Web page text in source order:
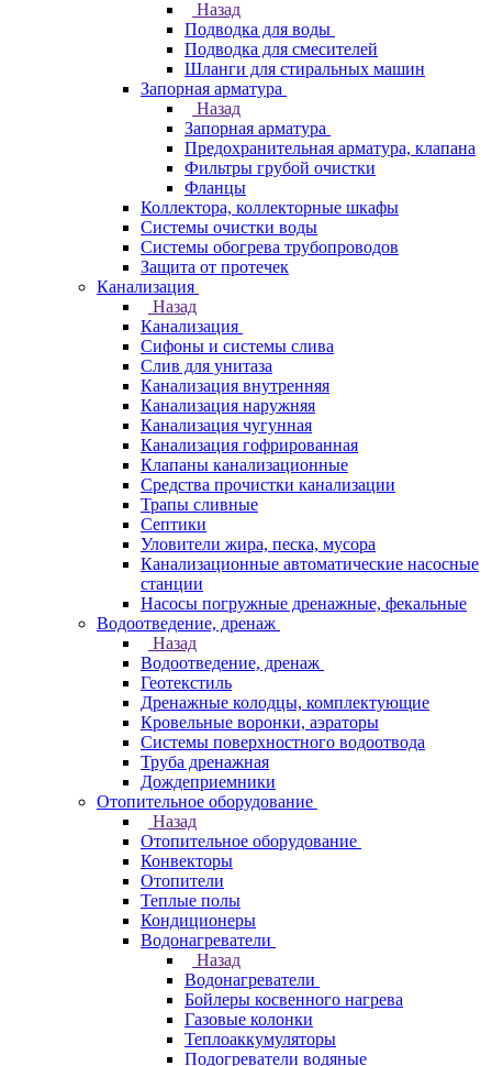
Назад
Подводка для воды
Подводка для смесителей
Шланги для стиральных машин
Запорная арматура
Назад
Запорная арматура
Предохранительная арматура, клапана
Фильтры грубой очистки
Фланцы
Коллектора, коллекторные шкафы
Системы очистки воды
Системы обогрева трубопроводов
Защита от протечек
Канализация
Назад
Канализация
Сифоны и системы слива
Слив для унитаза
Канализация внутренняя
Канализация наружняя
Канализация чугунная
Канализация гофрированная
Клапаны канализационные
Средства прочистки канализации
Трапы сливные
Септики
Уловители жира, песка, мусора
Канализационные автоматические насосные
станции
Насосы погружные дренажные, фекальные
Водоотведение, дренаж
Назад
Водоотведение, дренаж
Геотекстиль
Дренажные колодцы, комплектующие
Кровельные воронки, аэраторы
Системы поверхностного водоотвода
Труба дренажная
Дождеприемники
Отопительное оборудование
Назад
Отопительное оборудование
Конвекторы
Отопители
Теплые полы
Кондиционеры
Водонагреватели
Назад
Водонагреватели
Бойлеры косвенного нагрева
Газовые колонки
Теплоаккумуляторы
Подогреватели водяные